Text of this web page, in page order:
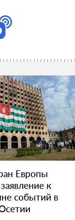
Европы
к
событий в